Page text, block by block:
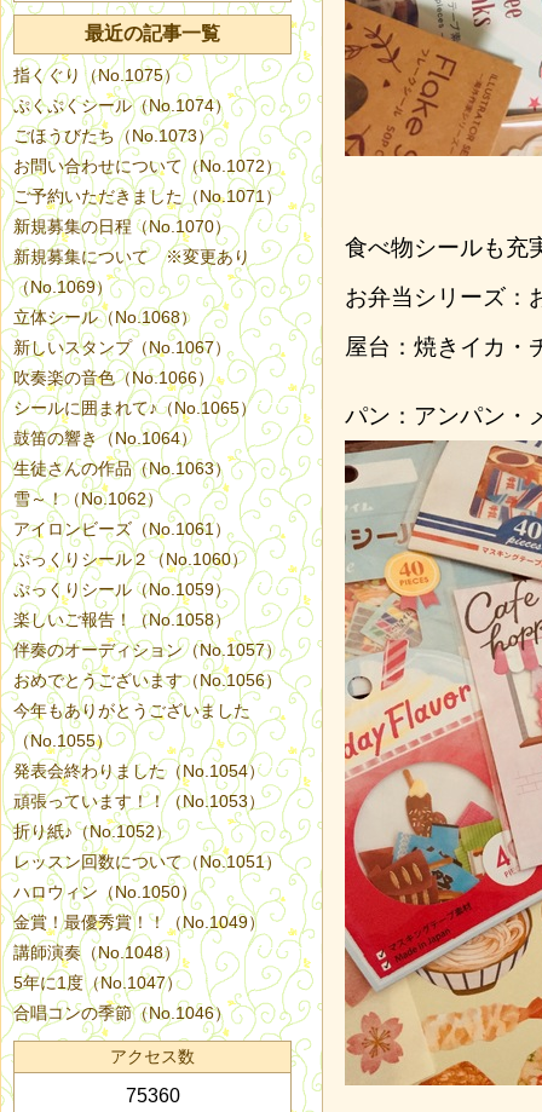
食べ物シールも充
お弁当シリーズ：
屋台：焼きイカ・
パン：アンパン・
最近の記事一覧
指くぐり（No.1075）
ぷくぷくシール（No.1074）
ごほうびたち（No.1073）
お問い合わせについて（No.1072）
ご予約いただきました（No.1071）
新規募集の日程（No.1070）
新規募集について ※変更あり
（No.1069）
立体シール（No.1068）
新しいスタンプ（No.1067）
吹奏楽の音色（No.1066）
シールに囲まれて♪（No.1065）
鼓笛の響き（No.1064）
生徒さんの作品（No.1063）
雪～！（No.1062）
アイロンビーズ（No.1061）
ぷっくりシール２（No.1060）
ぷっくりシール（No.1059）
楽しいご報告！（No.1058）
伴奏のオーディション（No.1057）
おめでとうございます（No.1056）
今年もありがとうございました
（No.1055）
発表会終わりました（No.1054）
頑張っています！！（No.1053）
折り紙♪（No.1052）
レッスン回数について（No.1051）
ハロウィン（No.1050）
金賞！最優秀賞！！（No.1049）
講師演奏（No.1048）
5年に1度（No.1047）
合唱コンの季節（No.1046）
アクセス数
75360